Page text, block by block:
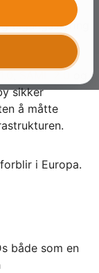
tilgangsstyring
(IdP),
Den
sikker
å måtte
i Europa.
både som en